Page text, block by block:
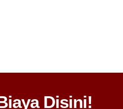
Disini!